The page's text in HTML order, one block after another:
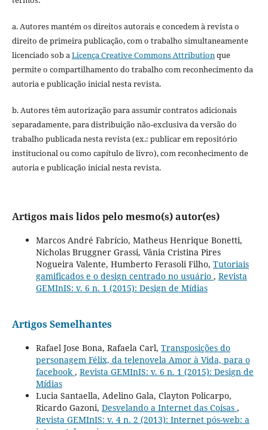
a. Autores mantém os direitos autorais e concedem à revista o
direito de primeira publicação, com o trabalho simultaneamente
licenciado sob aLicença Creative Commons Attributionque
permite o compartilhamento do trabalho com reconhecimento da
autoria e publicação inicial nesta revista.
b. Autores têm autorização para assumir contratos adicionais
separadamente, para distribuição não-exclusiva da versão do
trabalho publicada nesta revista (ex.: publicar em repositório
institucional ou como capítulo de livro), com reconhecimento de
autoria e publicação inicial nesta revista.
Artigos mais lidos pelo mesmo(s) autor(es)
Marcos André Fabrício, Matheus Henrique Bonetti,
Nicholas Bruggner Grassi, Vânia Cristina Pires
Nogueira Valente, Humberto Ferasoli Filho, Tutoriais
gamificados e o design centrado no usuário , Revista
GEMInIS: v. 6 n. 1 (2015): Design de Mídias
Artigos Semelhantes
Rafael Jose Bona, Rafaela Carl, Transposições do
personagem Félix, da telenovela Amor à Vida, para o
facebook, Revista GEMInIS: v. 6 n. 1 (2015): Design de
Mídias
Lucia Santaella, Adelino Gala, Clayton Policarpo,
Ricardo Gazoni, Desvelando a Internet das Coisas ,
Revista GEMInIS: v. 4 n. 2 (2013): Internet pós-web: a